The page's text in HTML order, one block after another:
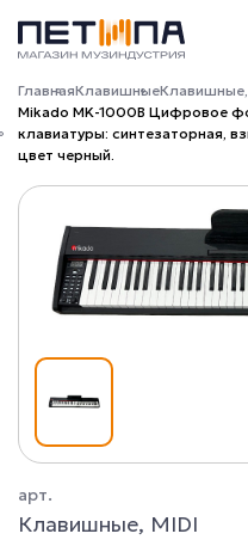
ГлавнаяКлавишныеКлавишные,
Mikado MK-1000B Цифровое
клавиатуры: синтезаторная,
цвет черный.
арт.
Клавишные, MIDI